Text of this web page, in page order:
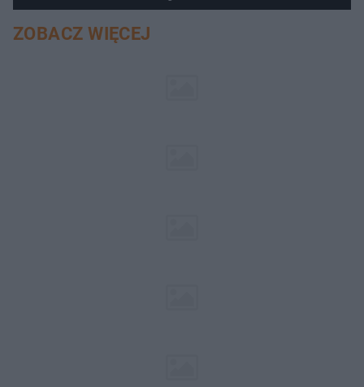
ZOBACZ WIĘCEJ